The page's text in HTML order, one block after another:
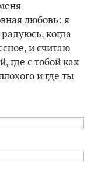
любовь: я
когда
и считаю
где с тобой как
и где ты